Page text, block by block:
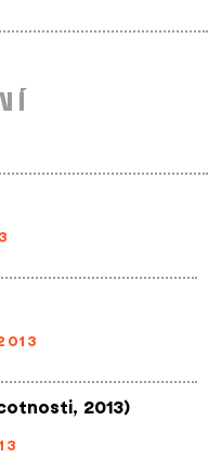
2013)